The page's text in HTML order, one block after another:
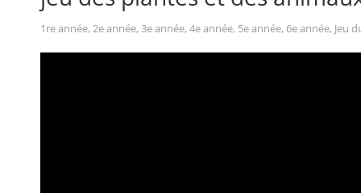
1re année, 2e année, 3e année, 4e année, 5e année, 6e année, Jeu